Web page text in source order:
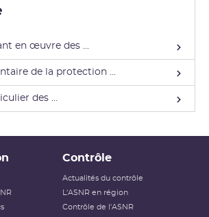
en œuvre des ...
de la protection ...
des ...
Contrôle
Actualités du contrôle
L'ASNR en région
Contrôle de l'ASNR